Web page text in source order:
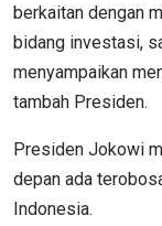
berkaitan dengan
bidang investasi,
menyampaikan
tambah Presiden.
Presiden Jokowi
depan ada
Indonesia.